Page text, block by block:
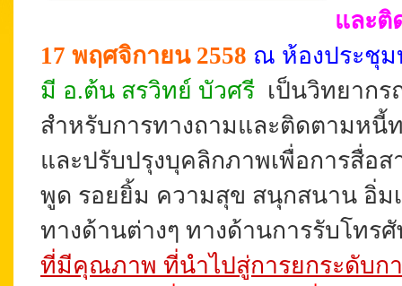
และติ
17 พฤศจิกายน 2558 ณ ห้องประชุ
มี อ.ต้น สรวิทย์ บัวศรี เป็นวิทยากร
สำหรับการทางถามและติดตามหนี้
และปรับปรุงบุคลิกภาพเพื่อการสื่อ
พูด รอยยิ้ม ความสุข สนุกสนาน อิ่ม
ทางด้านต่างๆ ทางด้านการรับโทร
ที่มีคุณภาพ ที่นำไปสู่การยกระดับก